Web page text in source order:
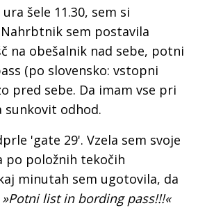
šele 11.30, sem si
sem postavila
na obešalnik nad sebe, potni
(po slovensko: vstopni
pred sebe. Da imam vse pri
sunkovit odhod.
'gate 29'. Vzela sem svoje
po položnih tekočih
minutah sem ugotovila, da
»Potni list in bording pass!!!«